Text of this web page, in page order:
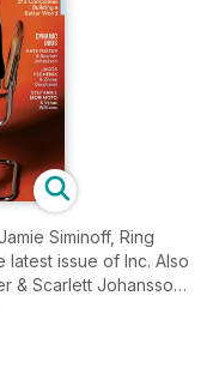
Siminoff, Ring
latest issue of Inc. Also
& Scarlett Johansson,
and Stephanie
valuable startup